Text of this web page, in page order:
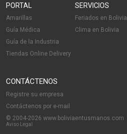
PORTAL
Amarillas
Guía Médica
Guía de la Industria
Tiendas Online Delivery
SERVICIOS
Feriados en Bolivia
Clima en Bolivia
CONTÁCTENOS
Registre su empresa
Contáctenos por e-mail
© 2004-2026 www.boliviaentusmanos.com
Aviso Legal